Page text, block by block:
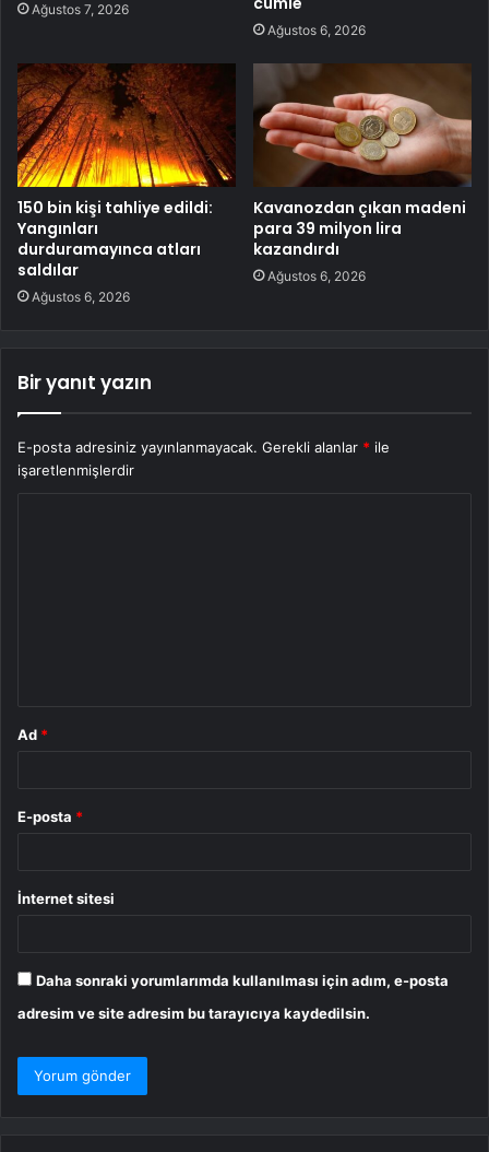
Ağustos 7, 2026
Ağustos 6, 2026
150 bin kişi tahliye edildi:
Yangınları
durduramayınca atları
saldılar
Ağustos 6, 2026
Kavanozdan çıkan madeni
para 39 milyon lira
kazandırdı
Ağustos 6, 2026
Bir yanıt yazın
E-posta adresiniz yayınlanmayacak. Gerekli alanlar * ile
işaretlenmişlerdir
Ad *
E-posta *
İnternet sitesi
Daha sonraki yorumlarımda kullanılması için adım, e-posta
adresim ve site adresim bu tarayıcıya kaydedilsin.